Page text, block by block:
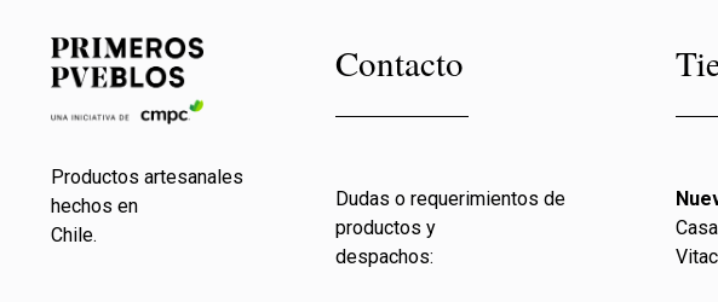
Productos artesanales
hechos en
Chile.
Contacto
Dudas o requerimientos de
productos y
despachos: